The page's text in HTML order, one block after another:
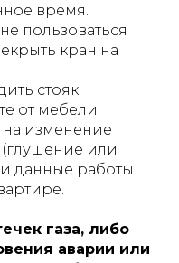
время.
пользоваться
кран на
стояк
от мебели.
изменение
или
данные работы
газа, либо
аварии или